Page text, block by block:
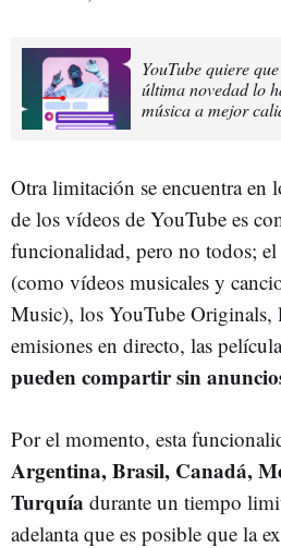
YouTube quiere
última novedad lo
música a mejor
Otra limitación se encuentra en
de los vídeos de YouTube es
funcionalidad, pero no todos;
(como vídeos musicales y
Music), los YouTube Originals,
emisiones en directo, las
pueden compartir sin
Por el momento, esta
Argentina, Brasil, Canadá,
Turquía durante un tiempo
adelanta que es posible que la